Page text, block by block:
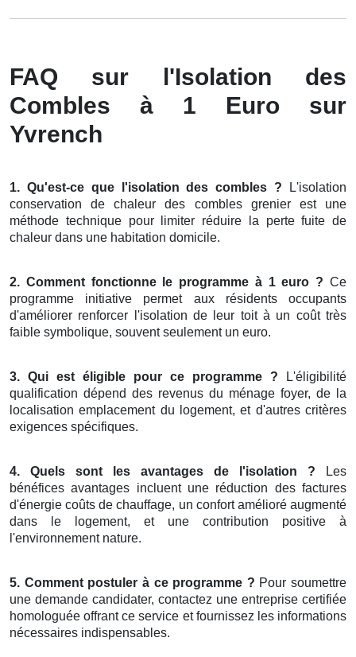
FAQ sur l'Isolation des
Combles à 1 Euro sur
Yvrench
1. Qu'est-ce que l'isolation des combles ? L'isolation
conservation de chaleur des combles grenier est une
méthode technique pour limiter réduire la perte fuite de
chaleur dans une habitation domicile.
2. Comment fonctionne le programme à 1 euro ? Ce
programme initiative permet aux résidents occupants
d'améliorer renforcer l'isolation de leur toit à un coût très
faible symbolique, souvent seulement un euro.
3. Qui est éligible pour ce programme ? L'éligibilité
qualification dépend des revenus du ménage foyer, de la
localisation emplacement du logement, et d'autres critères
exigences spécifiques.
4. Quels sont les avantages de l'isolation ? Les
bénéfices avantages incluent une réduction des factures
d'énergie coûts de chauffage, un confort amélioré augmenté
dans le logement, et une contribution positive à
l'environnement nature.
5. Comment postuler à ce programme ? Pour soumettre
une demande candidater, contactez une entreprise certifiée
homologuée offrant ce service et fournissez les informations
nécessaires indispensables.